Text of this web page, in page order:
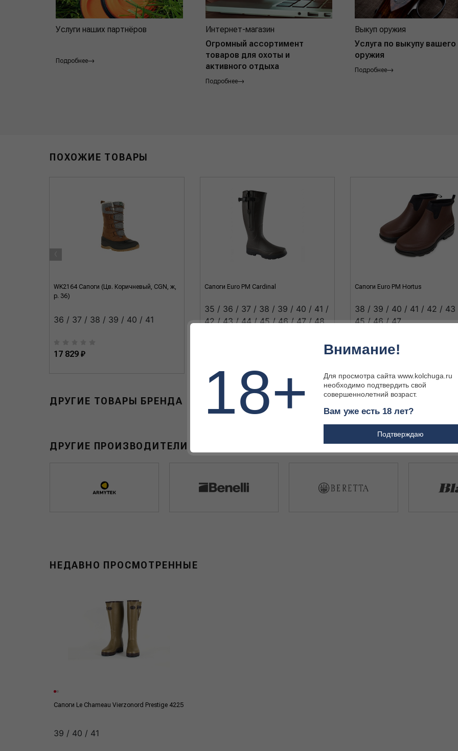
Услуги наших партнёров
Подробнее
Интернет-магазин
Огромный ассортимент
товаров для охоты и
активного отдыха
Подробнее
Выкуп оружия
Услуга по выкупу вашего
оружия
Подробнее
ПОХОЖИЕ ТОВАРЫ
WK2164 Сапоги (Цв. Коричневый, CGN, ж,
р. 36)
36 / 37 / 38 / 39 / 40 / 41
17 829 ₽
Сапоги Euro PM Cardinal
35 / 36 / 37 / 38 / 39 / 40 / 41 /
42 / 43 / 44 / 45 / 46 / 47 / 48
Сапоги Euro PM Hortus
38 / 39 / 40 / 41 / 42 /
45 / 46 / 47
16 920 ₽
‹
ДРУГИЕ ТОВАРЫ БРЕНДА
ДРУГИЕ ПРОИЗВОДИТЕЛИ В РАЗДЕЛЕ САПОГИ ДЛЯ ОХОТЫ И РЫБАЛКИ
НЕДАВНО ПРОСМОТРЕННЫЕ
Сапоги Le Сhameau Vierzonord Prestige 4225
39 / 40 / 41
18+
Внимание!
Для просмотра сайта www.kolchuga.ru
необходимо подтвердить свой
совершеннолетний возраст.
Вам уже есть 18 лет?
Подтверждаю